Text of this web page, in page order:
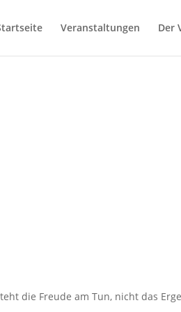
Veranstaltungen Der
die Freude am Tun, nicht das